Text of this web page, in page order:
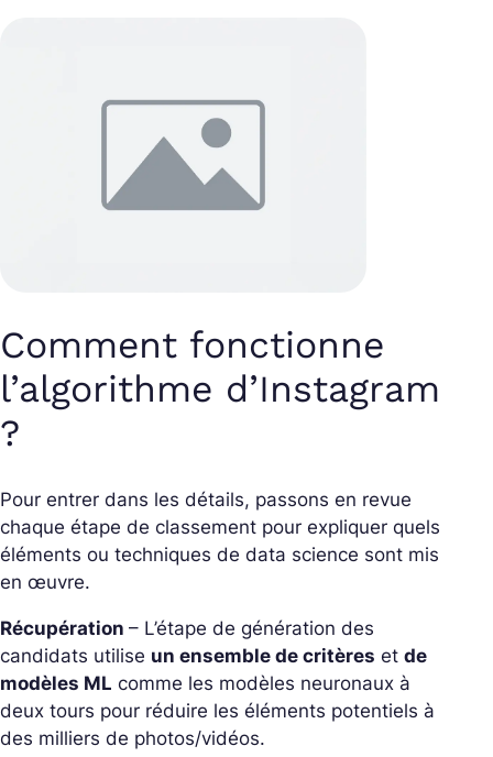
Comment fonctionne
l’algorithme d’Instagram
?
Pour entrer dans les détails, passons en revue
chaque étape de classement pour expliquer quels
éléments ou techniques de data science sont mis
en œuvre.
Récupération – L’étape de génération des
candidats utilise un ensemble de critères et de
modèles ML comme les modèles neuronaux à
deux tours pour réduire les éléments potentiels à
des milliers de photos/vidéos.